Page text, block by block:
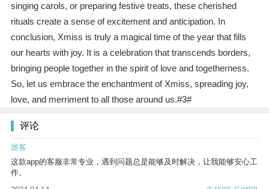
singing carols, or preparing festive treats, these cherished
rituals create a sense of excitement and anticipation. In
conclusion, Xmiss is truly a magical time of the year that fills
our hearts with joy. It is a celebration that transcends borders,
bringing people together in the spirit of love and togetherness.
So, let us embrace the enchantment of Xmiss, spreading joy,
love, and merriment to all those around us.#3#
评论
游客
这款app的客服非常专业，遇到问题总是能够及时解决，让我能够安心工
作。